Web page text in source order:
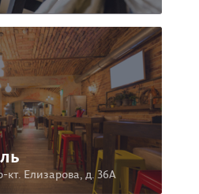
кт. Елизарова, д. 36А